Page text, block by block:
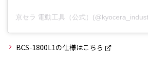
BCS-1800L1の仕様はこちら